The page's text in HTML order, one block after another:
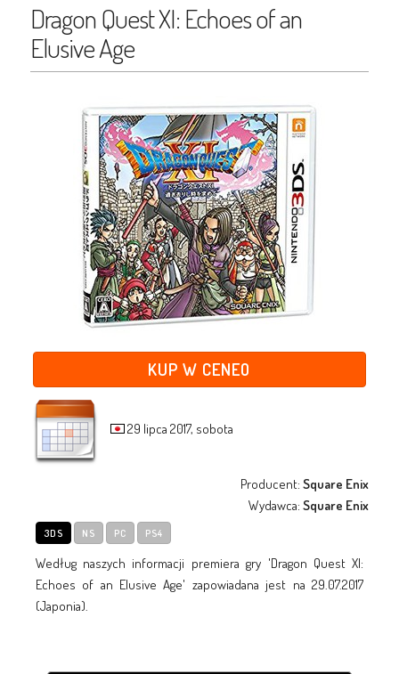
Dragon Quest XI: Echoes of an
Elusive Age
KUP W CENEO
29 lipca 2017, sobota
Producent:Square Enix
Wydawca:Square Enix
3DS NS PC PS4
Według naszych informacji premiera gry 'Dragon Quest XI:
Echoes of an Elusive Age' zapowiadana jest na 29.07.2017
(Japonia).